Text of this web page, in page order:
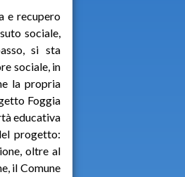
e recupero
sociale,
si sta
sociale, in
la propria
Foggia
educativa
progetto:
oltre al
il Comune